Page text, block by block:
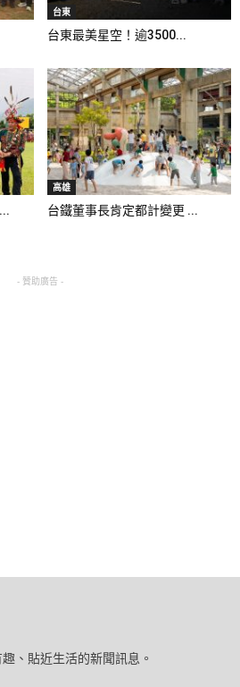
台東
台東最美星空！逾3500...
高雄
台鐵董事長肯定都計變更 ...
- 贊助廣告 -
、貼近生活的新聞訊息。